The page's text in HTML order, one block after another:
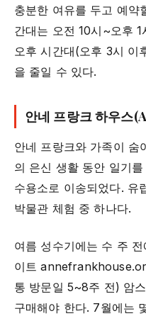
충분한 여유를 두고 예약
간대는 오전 10시~오후
오후 시간대(오후 3시 이
을 줄일 수 있다.
안네 프랑크 하우스
안네 프랑크와 가족이 숨
의 은신 생활 동안 일기
수용소로 이송되었다. 유
박물관 체험 중 하나다.
여름 성수기에는 수 주
이트
통 방문일 5~8주 전) 암
구매해야 한다. 7월에는